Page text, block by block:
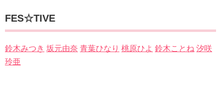
FES☆TIVE
鈴木みつき 坂元由奈 青葉ひなり 桃原ひよ 鈴木ことね 汐咲
玲亜